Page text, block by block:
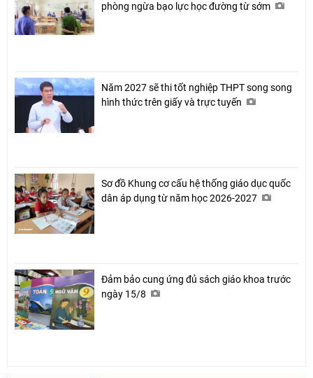
phòng ngừa bạo lực học đường từ sớm
Năm 2027 sẽ thi tốt nghiệp THPT song song
hình thức trên giấy và trực tuyến
Sơ đồ Khung cơ cấu hệ thống giáo dục quốc
dân áp dụng từ năm học 2026-2027
Đảm bảo cung ứng đủ sách giáo khoa trước
ngày 15/8